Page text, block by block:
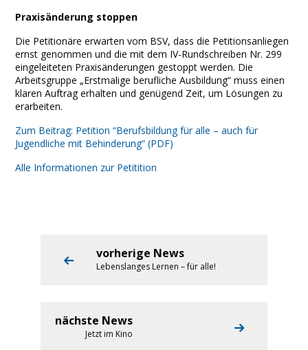
Praxisänderung stoppen
Die Petitionäre erwarten vom BSV, dass die Petitionsanliegen
ernst genommen und die mit dem IV-Rundschreiben Nr. 299
eingeleiteten Praxisänderungen gestoppt werden. Die
Arbeitsgruppe „Erstmalige berufliche Ausbildung“ muss einen
klaren Auftrag erhalten und genügend Zeit, um Lösungen zu
erarbeiten.
Zum Beitrag: Petition “Berufsbildung für alle – auch für
Jugendliche mit Behinderung” (PDF)
Alle Informationen zur Petitition
vorherige News
Lebenslanges Lernen – für alle!
nächste News
Jetzt im Kino